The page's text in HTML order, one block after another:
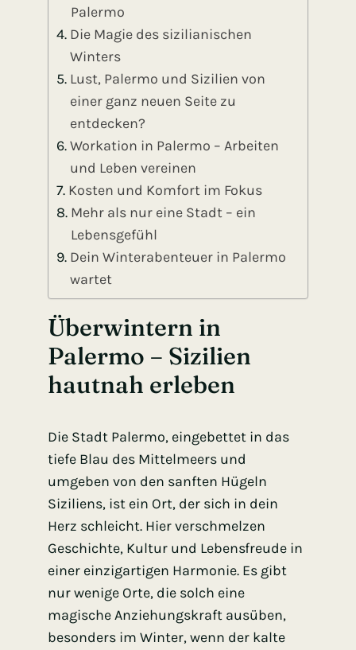
Palermo
Die Magie des sizilianischen
Winters
Lust, Palermo und Sizilien von
einer ganz neuen Seite zu
entdecken?
Workation in Palermo – Arbeiten
und Leben vereinen
Kosten und Komfort im Fokus
Mehr als nur eine Stadt – ein
Lebensgefühl
Dein Winterabenteuer in Palermo
wartet
Überwintern in
Palermo – Sizilien
hautnah erleben
Die Stadt Palermo, eingebettet in das
tiefe Blau des Mittelmeers und
umgeben von den sanften Hügeln
Siziliens, ist ein Ort, der sich in dein
Herz schleicht. Hier verschmelzen
Geschichte, Kultur und Lebensfreude in
einer einzigartigen Harmonie. Es gibt
nur wenige Orte, die solch eine
magische Anziehungskraft ausüben,
besonders im Winter, wenn der kalte